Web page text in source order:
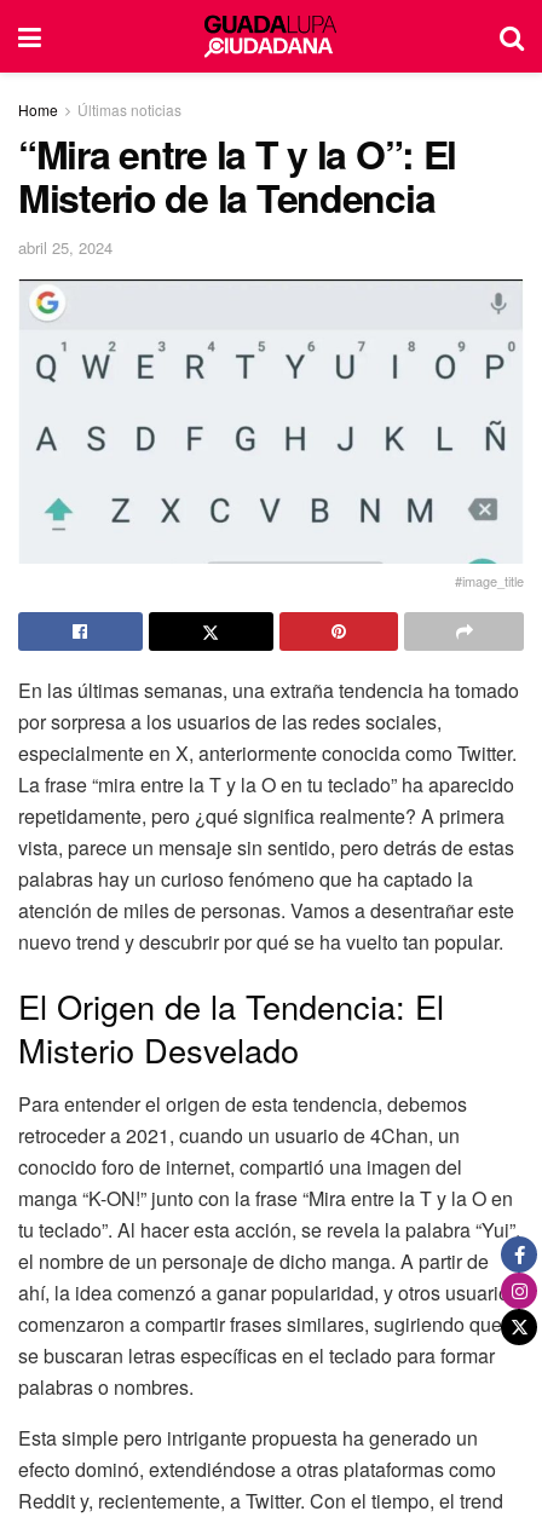
Home Últimas noticias
“Mira entre la T y la O”: El
Misterio de la Tendencia
abril 25, 2024
#image_title
En las últimas semanas, una extraña tendencia ha tomado
por sorpresa a los usuarios de las redes sociales,
especialmente en X, anteriormente conocida como Twitter.
La frase “mira entre la T y la O en tu teclado” ha aparecido
repetidamente, pero ¿qué significa realmente? A primera
vista, parece un mensaje sin sentido, pero detrás de estas
palabras hay un curioso fenómeno que ha captado la
atención de miles de personas. Vamos a desentrañar este
nuevo trend y descubrir por qué se ha vuelto tan popular.
El Origen de la Tendencia: El
Misterio Desvelado
Para entender el origen de esta tendencia, debemos
retroceder a 2021, cuando un usuario de 4Chan, un
conocido foro de internet, compartió una imagen del
manga “K-ON!” junto con la frase “Mira entre la T y la O en
tu teclado”. Al hacer esta acción, se revela la palabra “Yui”,
el nombre de un personaje de dicho manga. A partir de
ahí, la idea comenzó a ganar popularidad, y otros usuarios
comenzaron a compartir frases similares, sugiriendo que
se buscaran letras específicas en el teclado para formar
palabras o nombres.
Esta simple pero intrigante propuesta ha generado un
efecto dominó, extendiéndose a otras plataformas como
Reddit y, recientemente, a Twitter. Con el tiempo, el trend